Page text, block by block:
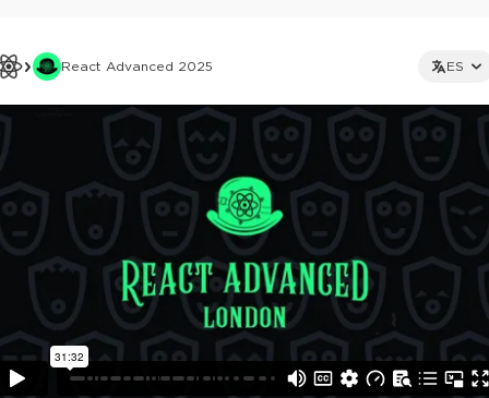
React Advanced 2025 ES
This ad is not shown to multipass and full ticket holders